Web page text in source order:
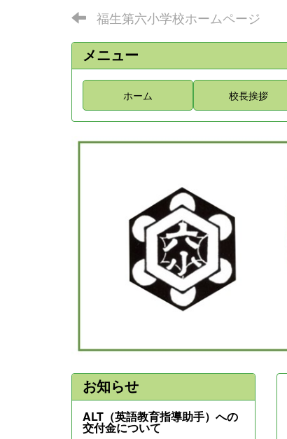
福生第六小学校ホームページ
メニュー
ホーム 校長挨拶
お知らせ
ALT（英語教育指導助手）への
交付金について